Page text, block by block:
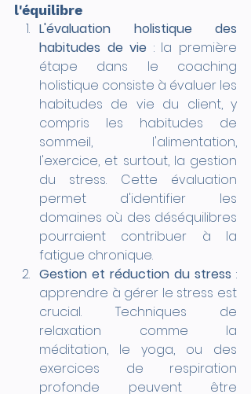
l'équilibre
L'évaluation holistique des
habitudes de vie : la première
étape dans le coaching
holistique consiste à évaluer les
habitudes de vie du client, y
compris les habitudes de
sommeil, l'alimentation,
l'exercice, et surtout, la gestion
du stress. Cette évaluation
permet d'identifier les
domaines où des déséquilibres
pourraient contribuer à la
fatigue chronique.
Gestion et réduction du stress :
apprendre à gérer le stress est
crucial. Techniques de
relaxation comme la
méditation, le yoga, ou des
exercices de respiration
profonde peuvent être